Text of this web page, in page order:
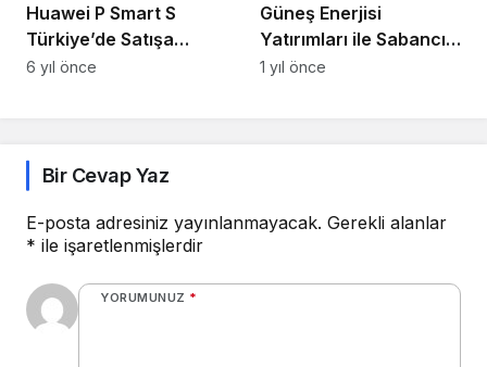
Huawei P Smart S
Türkiye’de Satışa
Sunuldu!
6 yıl önce
Güneş Enerjisi
Yatırımları ile Sabancı
Renewables Büyüyor
1 yıl önce
Bir Cevap Yaz
E-posta adresiniz yayınlanmayacak. Gerekli alanlar
* ile işaretlenmişlerdir
YORUMUNUZ *